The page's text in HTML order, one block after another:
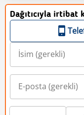
Dağıtıcıyla irtibat